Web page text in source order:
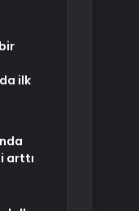
ilk
arttı